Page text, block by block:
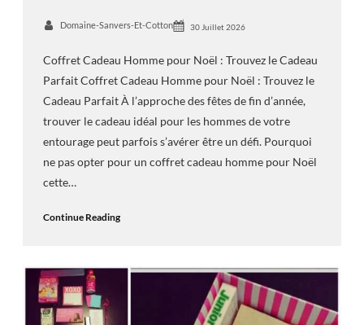
Domaine-Sanvers-Et-Cotton 30 Juillet 2026
Coffret Cadeau Homme pour Noël : Trouvez le Cadeau
Parfait Coffret Cadeau Homme pour Noël : Trouvez le
Cadeau Parfait À l’approche des fêtes de fin d’année,
trouver le cadeau idéal pour les hommes de votre
entourage peut parfois s’avérer être un défi. Pourquoi
ne pas opter pour un coffret cadeau homme pour Noël
cette…
Continue Reading